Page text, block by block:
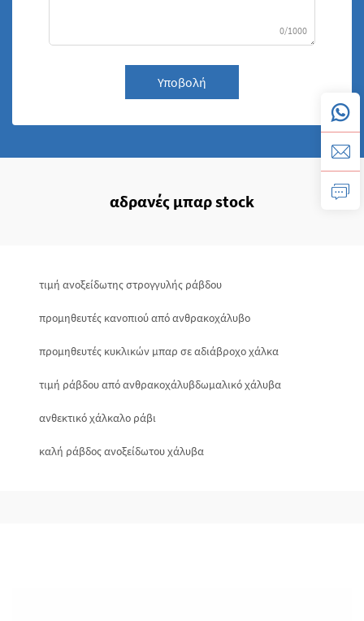
0/1000
Υποβολή
αδρανές μπαρ stock
τιμή ανοξείδωτης στρογγυλής ράβδου
προμηθευτές κανοπιού από ανθρακοχάλυβο
προμηθευτές κυκλικών μπαρ σε αδιάβροχο χάλκα
τιμή ράβδου από ανθρακοχάλυβδωμαλικό χάλυβα
ανθεκτικό χάλκαλο ράβι
καλή ράβδος ανοξείδωτου χάλυβα